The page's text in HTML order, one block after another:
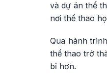
và dự án thể
nơi thể thao
Qua hành
thể thao trở
bỉ hơn.